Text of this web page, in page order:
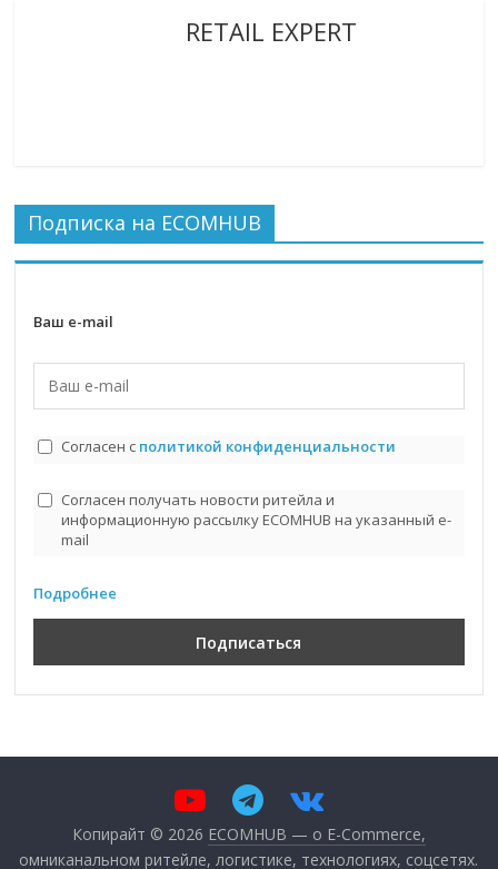
RETAIL EXPERT
Подписка на ECOMHUB
Ваш e-mail
Согласен с политикой конфиденциальности
Согласен получать новости ритейла и
информационную рассылку ECOMHUB на указанный e-
mail
Подробнее
Копирайт © 2026 ECOMHUB — о E-Commerce,
омниканальном ритейле, логистике, технологиях, соцсетях.